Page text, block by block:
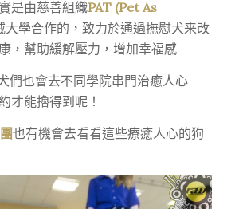
是由慈善組織PAT(Pet As
學合作的，致力於通過撫慰犬来改
，幫助緩解壓力，增加幸福感
們也會去不同學院串門治癒人心
才能擼得到呢！
也有機會去看看這些療癒人心的狗